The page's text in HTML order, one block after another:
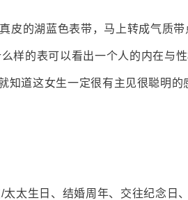
皮的湖蓝色表带，马上转成气质带
样的表可以看出一个人的内在与
知道这女生一定很有主见很聪明的
太生日、结婚周年、交往纪念日